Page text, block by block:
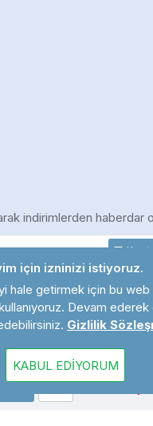
indirimlerden haberdar
Kayıt
'ni okudum ve kabul
Hakları Saklıdır.
KABUL EDIYORUM
için izninizi istiyoruz.
hale getirmek için bu web
Devam
Gizlilik